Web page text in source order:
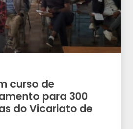
curso de
para 300
do Vicariato de